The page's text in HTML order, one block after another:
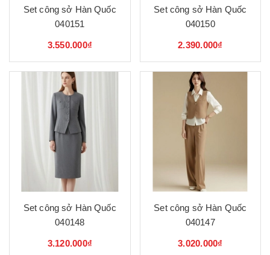
Set công sở Hàn Quốc
040151
3.550.000₫
Set công sở Hàn Quốc
040150
2.390.000₫
Set công sở Hàn Quốc
040148
3.120.000₫
Set công sở Hàn Quốc
040147
3.020.000₫